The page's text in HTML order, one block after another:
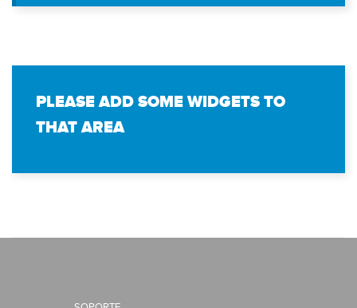
PLEASE ADD SOME WIDGETS TO
THAT AREA